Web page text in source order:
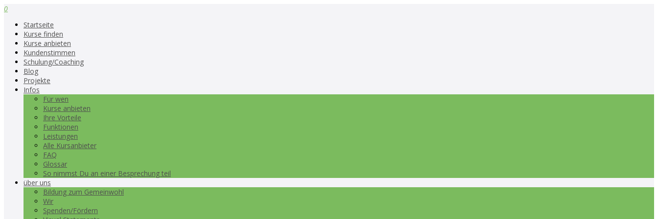
0
Startseite
Kurse finden
Kurse anbieten
Kundenstimmen
Schulung/Coaching
Blog
Projekte
Infos
Für wen
Kurse anbieten
Ihre Vorteile
Funktionen
Leistungen
Alle Kursanbieter
FAQ
Glossar
So nimmst Du an einer Besprechung teil
über uns
Bildung zum Gemeinwohl
Wir
Spenden/Fördern